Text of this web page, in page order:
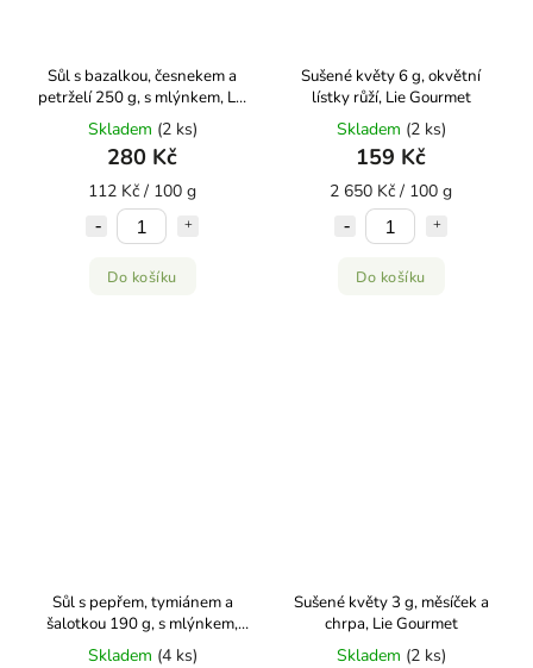
Sůl s bazalkou, česnekem a
petrželí 250 g, s mlýnkem, Lie
Gourmet
Skladem (2 ks)
280 Kč
112 Kč / 100 g
Do košíku
Sušené květy 6 g, okvětní
lístky růží, Lie Gourmet
Skladem (2 ks)
159 Kč
2 650 Kč / 100 g
Do košíku
Sůl s pepřem, tymiánem a
šalotkou 190 g, s mlýnkem,
Lie Gourmet
Skladem (4 ks)
Sušené květy 3 g, měsíček a
chrpa, Lie Gourmet
Skladem (2 ks)